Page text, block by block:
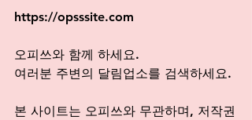
https://opsssite.com
오피쓰와 함께 하세요.
여러분 주변의 달림업소를 검색하세요.
본 사이트는 오피쓰와 무관하며, 저작권